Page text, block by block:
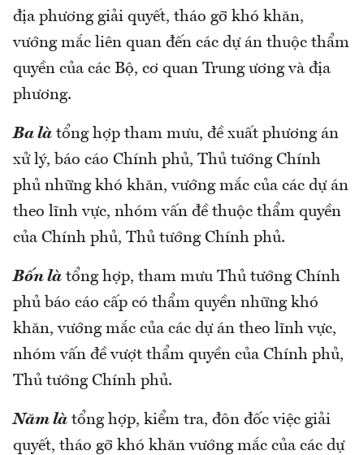
địa phương giải quyết, tháo gỡ khó khăn,
vướng mắc liên quan đến các dự án thuộc thẩm
quyền của các Bộ, cơ quan Trung ương và địa
phương.
Ba là tổng hợp tham mưu, đề xuất phương án
xử lý, báo cáo Chính phủ, Thủ tướng Chính
phủ những khó khăn, vướng mắc của các dự án
theo lĩnh vực, nhóm vấn đề thuộc thẩm quyền
của Chính phủ, Thủ tướng Chính phủ.
Bốn là tổng hợp, tham mưu Thủ tướng Chính
phủ báo cáo cấp có thẩm quyền những khó
khăn, vướng mắc của các dự án theo lĩnh vực,
nhóm vấn đề vượt thẩm quyền của Chính phủ,
Thủ tướng Chính phủ.
Năm là tổng hợp, kiểm tra, đôn đốc việc giải
quyết, tháo gỡ khó khăn vướng mắc của các dự